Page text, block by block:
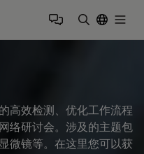
高效检测、优化工作流程
络研讨会。涉及的主题包
微镜等。在这里您可以获